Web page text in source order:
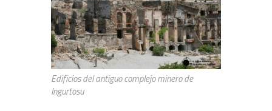
Edificios del antiguo complejo minero de
Ingurtosu